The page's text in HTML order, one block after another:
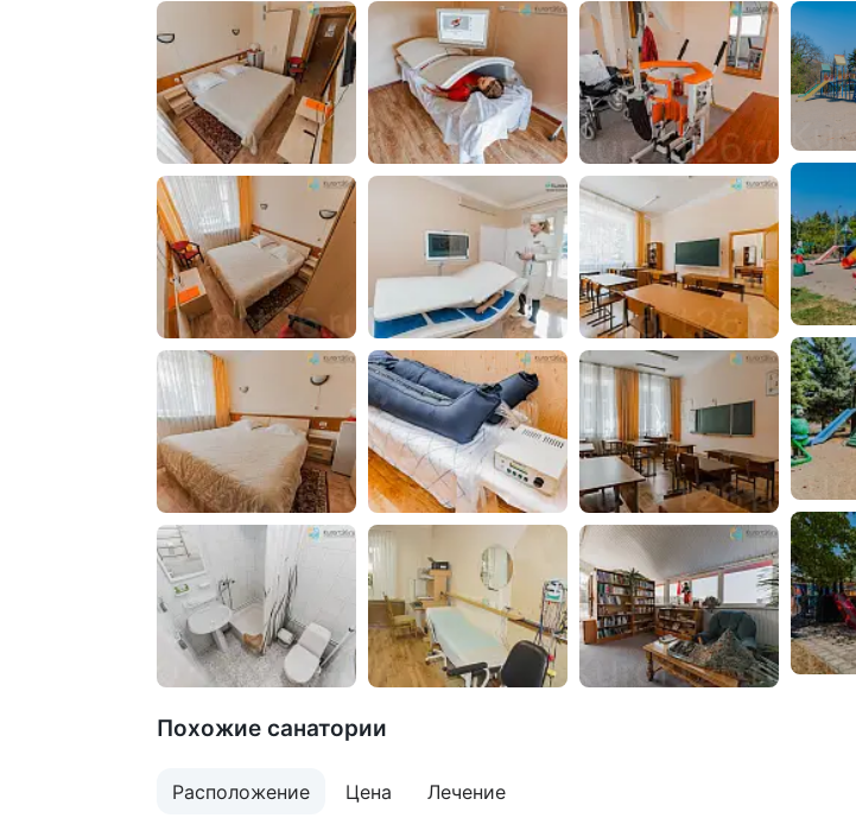
Похожие санатории
Расположение Цена Лечение